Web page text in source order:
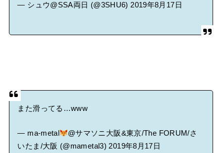
— シュウ@SSA両日 (@3SHU6) 2019年8月17日
また滑ってる…www
— ma-metal
@サマソニ大阪&東京/The FORUM/さ
いたま/大阪 (@mametal3) 2019年8月17日